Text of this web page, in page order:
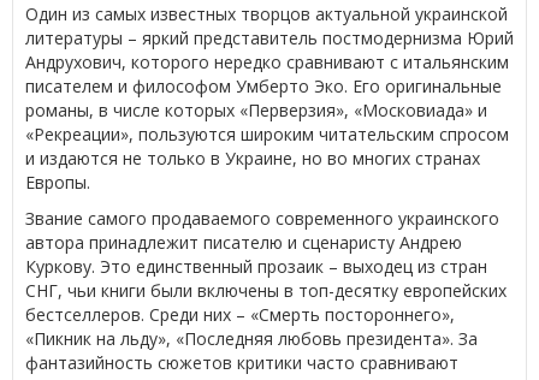
Один из самых известных творцов актуальной украинской
литературы – яркий представитель постмодернизма Юрий
Андрухович, которого нередко сравнивают с итальянским
писателем и философом Умберто Эко. Его оригинальные
романы, в числе которых «Перверзия», «Московиада» и
«Рекреации», пользуются широким читательским спросом
и издаются не только в Украине, но во многих странах
Европы.
Звание самого продаваемого современного украинского
автора принадлежит писателю и сценаристу Андрею
Куркову. Это единственный прозаик – выходец из стран
СНГ, чьи книги были включены в топ-десятку европейских
бестселлеров. Среди них – «Смерть постороннего»,
«Пикник на льду», «Последняя любовь президента». За
фантазийность сюжетов критики часто сравнивают